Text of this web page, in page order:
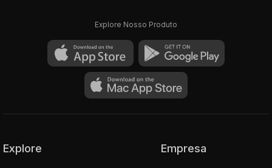
Explore Nosso Produto
Explore Empresa